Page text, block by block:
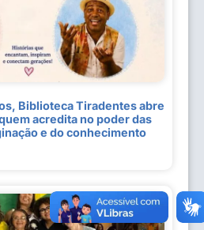
Biblioteca Tiradentes abre
acredita no poder das
e do conhecimento